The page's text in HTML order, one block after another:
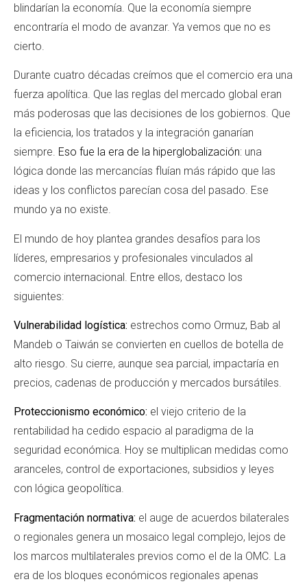
blindarían la economía. Que la economía siempre
encontraría el modo de avanzar. Ya vemos que no es
cierto.
Durante cuatro décadas creímos que el comercio era una
fuerza apolítica. Que las reglas del mercado global eran
más poderosas que las decisiones de los gobiernos. Que
la eficiencia, los tratados y la integración ganarían
siempre. Eso fue la era de la hiperglobalización: una
lógica donde las mercancías fluían más rápido que las
ideas y los conflictos parecían cosa del pasado. Ese
mundo ya no existe.
El mundo de hoy plantea grandes desafíos para los
líderes, empresarios y profesionales vinculados al
comercio internacional. Entre ellos, destaco los
siguientes:
Vulnerabilidad logística: estrechos como Ormuz, Bab al
Mandeb o Taiwán se convierten en cuellos de botella de
alto riesgo. Su cierre, aunque sea parcial, impactaría en
precios, cadenas de producción y mercados bursátiles.
Proteccionismo económico: el viejo criterio de la
rentabilidad ha cedido espacio al paradigma de la
seguridad económica. Hoy se multiplican medidas como
aranceles, control de exportaciones, subsidios y leyes
con lógica geopolítica.
Fragmentación normativa: el auge de acuerdos bilaterales
o regionales genera un mosaico legal complejo, lejos de
los marcos multilaterales previos como el de la OMC. La
era de los bloques económicos regionales apenas